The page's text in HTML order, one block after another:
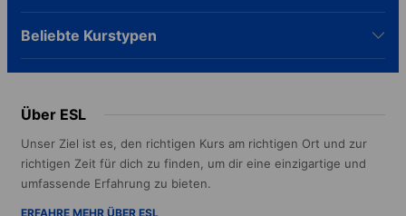
Beliebte Kurstypen
Über ESL
Unser Ziel ist es, den richtigen Kurs am richtigen Ort und zur
richtigen Zeit für dich zu finden, um dir eine einzigartige und
umfassende Erfahrung zu bieten.
ERFAHRE MEHR ÜBER ESL